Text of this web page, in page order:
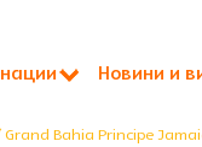
Новини и
Bahia Principe